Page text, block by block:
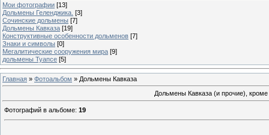
Мои фотографии [13]
Дольмены Геленджика. [3]
Сочинские дольмены [7]
Дольмены Кавказа [19]
Конструктивные особенности дольменов [7]
Знаки и символы [0]
Мегалитические сооружения мира [9]
дольмены Туапсе [5]
Главная » Фотоальбом » Дольмены Кавказа
Дольмены Кавказа (и прочие),
Фотографий в альбоме: 19